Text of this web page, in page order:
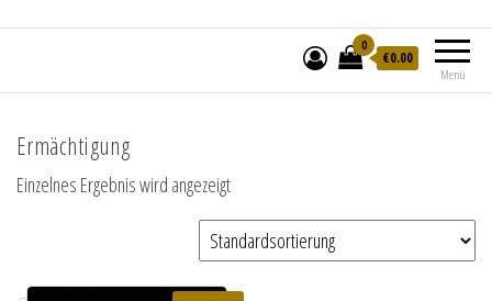
Menü
0
€0.00
Ermächtigung
Einzelnes Ergebnis wird angezeigt